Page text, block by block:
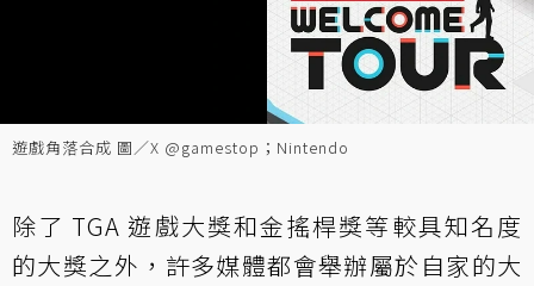
遊戲角落合成 圖／X @gamestop；Nintendo
除了 TGA 遊戲大獎和金搖桿獎等較具知名度
的大獎之外，許多媒體都會舉辦屬於自家的大